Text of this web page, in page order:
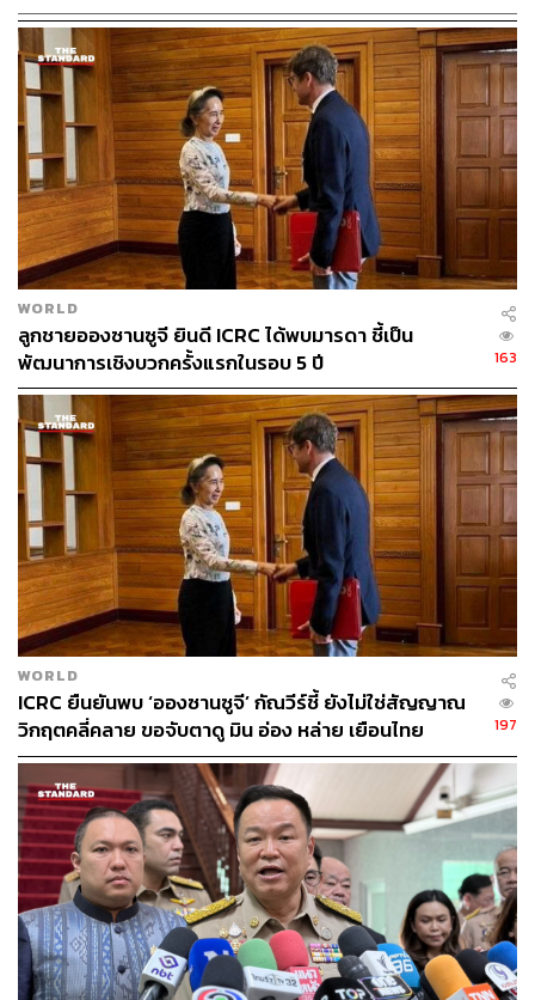
สมเด็จพระราชาธิบดี ฮัจญี ฮัสซานัล โบลเกียห์ มูอิซซัดดิน วัด
เดาละห์ แห่งบรูไนดารุสซาลาม
โรดริโก ดูเตร์เต ประธานาธิบดีแห่งสาธารณรัฐฟิลิปปินส์
เหวียน ซวน ฟุก นายกรัฐมนตรีแห่งสาธารณรัฐสังคมนิยม
เวียดนาม
WORLD
ลูกชายอองซานซูจี ยินดี ICRC ได้พบมารดา ชี้เป็น
พัฒนาการเชิงบวกครั้งแรกในรอบ 5 ปี
163
WORLD
ICRC ยืนยันพบ ‘อองซานซูจี’ กัณวีร์ชี้ ยังไม่ใช่สัญญาณ
วิกฤตคลี่คลาย ขอจับตาดู มิน อ่อง หล่าย เยือนไทย
197